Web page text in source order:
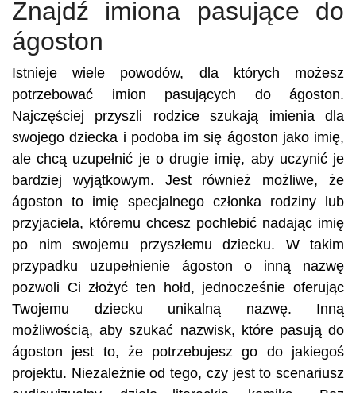
Znajdź imiona pasujące do
ágoston
Istnieje wiele powodów, dla których możesz
potrzebować imion pasujących do ágoston.
Najczęściej przyszli rodzice szukają imienia dla
swojego dziecka i podoba im się ágoston jako imię,
ale chcą uzupełnić je o drugie imię, aby uczynić je
bardziej wyjątkowym. Jest również możliwe, że
ágoston to imię specjalnego członka rodziny lub
przyjaciela, któremu chcesz pochlebić nadając imię
po nim swojemu przyszłemu dziecku. W takim
przypadku uzupełnienie ágoston o inną nazwę
pozwoli Ci złożyć ten hołd, jednocześnie oferując
Twojemu dziecku unikalną nazwę. Inną
możliwością, aby szukać nazwisk, które pasują do
ágoston jest to, że potrzebujesz go do jakiegoś
projektu. Niezależnie od tego, czy jest to scenariusz